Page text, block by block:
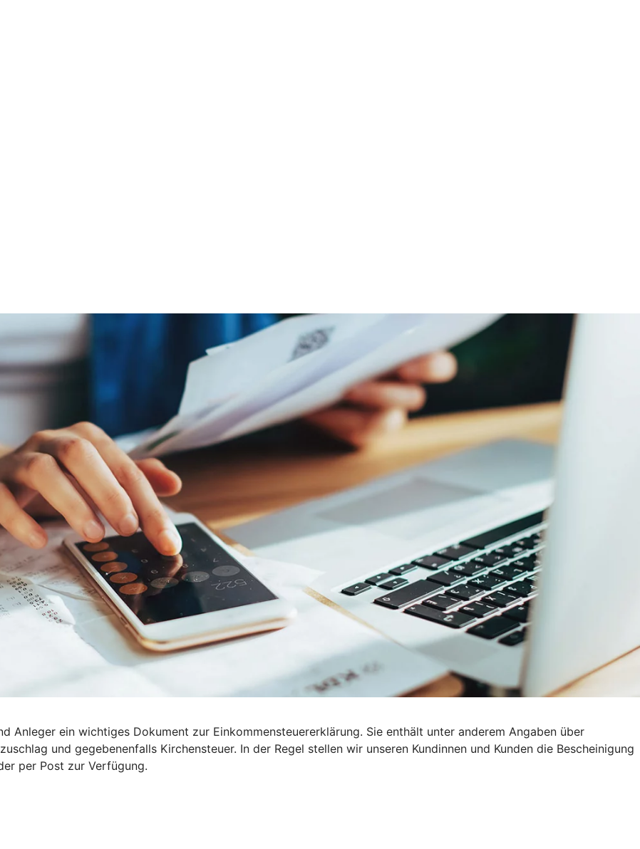
Anleger ein wichtiges Dokument zur Einkommensteuererklärung. Sie enthält unter anderem Angaben über
und gegebenenfalls Kirchensteuer. In der Regel stellen wir unseren Kundinnen und Kunden die Bescheinigung
per Post zur Verfügung.